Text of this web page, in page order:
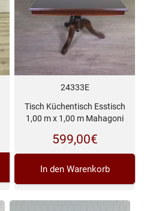
24333E
Tisch Küchentisch Esstisch
1,00 m x 1,00 m Mahagoni
599,00€
In den Warenkorb